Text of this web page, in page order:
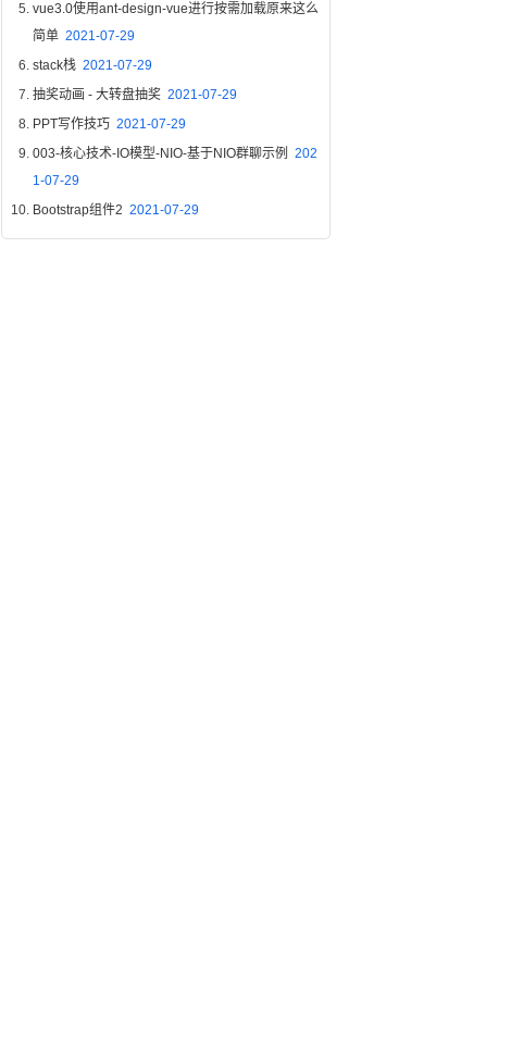
vue3.0使用ant-design-vue进行按需加载原来这么
简单 2021-07-29
stack栈 2021-07-29
抽奖动画 - 大转盘抽奖 2021-07-29
PPT写作技巧 2021-07-29
003-核心技术-IO模型-NIO-基于NIO群聊示例 202
1-07-29
Bootstrap组件2 2021-07-29